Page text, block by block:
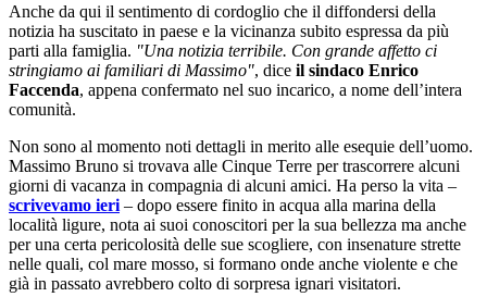
Anche da qui il sentimento di cordoglio che il diffondersi della
notizia ha suscitato in paese e la vicinanza subito espressa da più
parti alla famiglia. "Una notizia terribile. Con grande affetto ci
stringiamo ai familiari di Massimo", dice il sindaco Enrico
Faccenda, appena confermato nel suo incarico, a nome dell’intera
comunità.
Non sono al momento noti dettagli in merito alle esequie dell’uomo.
Massimo Bruno si trovava alle Cinque Terre per trascorrere alcuni
giorni di vacanza in compagnia di alcuni amici. Ha perso la vita –
scrivevamo ieri – dopo essere finito in acqua alla marina della
località ligure, nota ai suoi conoscitori per la sua bellezza ma anche
per una certa pericolosità delle sue scogliere, con insenature strette
nelle quali, col mare mosso, si formano onde anche violente e che
già in passato avrebbero colto di sorpresa ignari visitatori.